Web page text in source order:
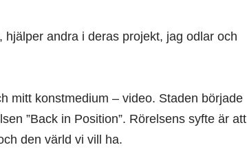
andra i deras projekt, jag odlar och
mitt konstmedium – video. Staden började
”Back in Position”. Rörelsens syfte är att
den värld vi vill ha.